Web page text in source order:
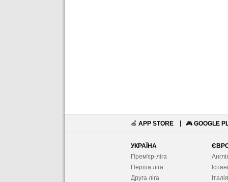
🍏 APP STORE 🎮 GOOGLE
УКРАЇНА
Прем'єр-ліга
Перша ліга
Друга ліга
Італія